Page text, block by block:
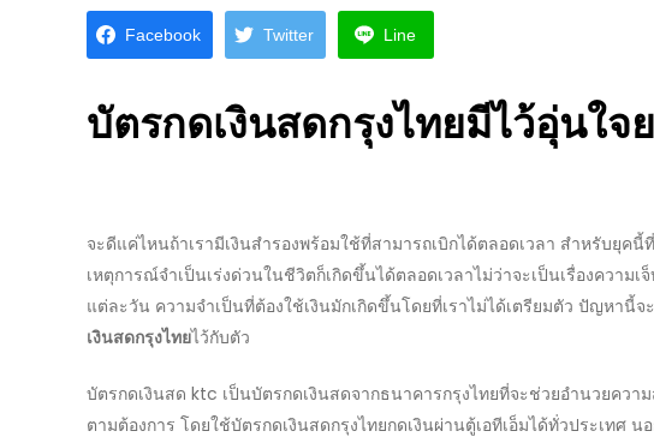
Facebook Twitter Line
บัตรกดเงินสดกรุงไทยมีไว้อุ่นใจ
จะดีแค่ไหนถ้าเรามีเงินสำรองพร้อมใช้ที่สามารถเบิกได้ตลอดเวลา สำหรับยุค
เหตุการณ์จำเป็นเร่งด่วนในชีวิตก็เกิดขึ้นได้ตลอดเวลาไม่ว่าจะเป็นเรื่องความ
แต่ละวัน ความจำเป็นที่ต้องใช้เงินมักเกิดขึ้นโดยที่เราไม่ได้เตรียมตัว ปัญหานี้
เงินสดกรุงไทยไว้กับตัว
บัตรกดเงินสด ktc เป็นบัตรกดเงินสดจากธนาคารกรุงไทยที่จะช่วยอำนวยควา
ตามต้องการ โดยใช้บัตรกดเงินสดกรุงไทยกดเงินผ่านตู้เอทีเอ็มได้ทั่วประเทศ น